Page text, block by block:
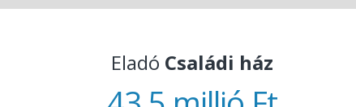
Eladó Családi ház